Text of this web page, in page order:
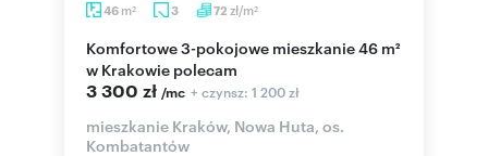
46 m2 3 72 zł/m2
Komfortowe 3-pokojowe mieszkanie 46 m²
w Krakowie polecam
3 300 zł /mc + czynsz: 1 200 zł
mieszkanie Kraków, Nowa Huta, os.
Kombatantów